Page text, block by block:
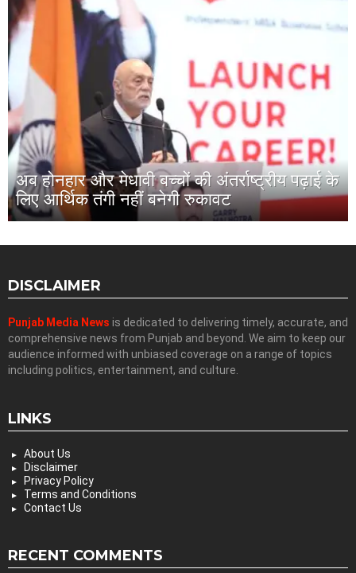
अब होनहार और मेधावी बच्चों की अंतर्राष्ट्रीय पढ़ाई के
लिए आर्थिक तंगी नहीं बनेगी रुकावट
DISCLAIMER
Punjab Media News is dedicated to delivering timely, accurate, and
comprehensive news from Punjab and beyond. We aim to keep our
audience informed with unbiased coverage on a range of topics
including politics, entertainment, and culture.
LINKS
About Us
Disclaimer
Privacy Policy
Terms and Conditions
Contact Us
RECENT COMMENTS